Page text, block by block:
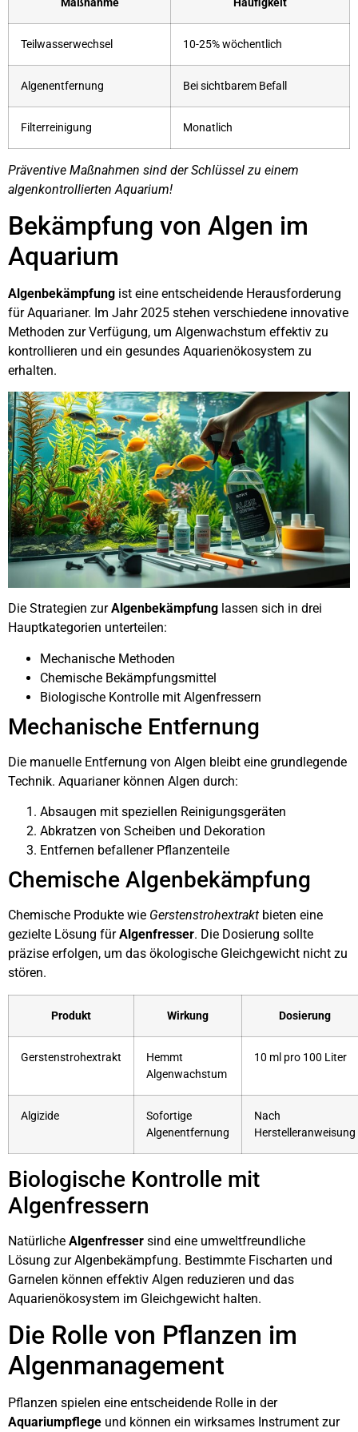
Teilwasserwechsel 10-25% wöchentlich
Algenentfernung Bei sichtbarem Befall
Filterreinigung Monatlich
Präventive Maßnahmen sind der Schlüssel zu einem
algenkontrollierten Aquarium!
Bekämpfung von Algen im
Aquarium
Algenbekämpfung ist eine entscheidende Herausforderung
für Aquarianer. Im Jahr 2025 stehen verschiedene innovative
Methoden zur Verfügung, um Algenwachstum effektiv zu
kontrollieren und ein gesundes Aquarienökosystem zu
erhalten.
Die Strategien zurAlgenbekämpfung lassen sich in drei
Hauptkategorien unterteilen:
Mechanische Methoden
Chemische Bekämpfungsmittel
Biologische Kontrolle mit Algenfressern
Mechanische Entfernung
Die manuelle Entfernung von Algen bleibt eine grundlegende
Technik. Aquarianer können Algen durch:
Absaugen mit speziellen Reinigungsgeräten
Abkratzen von Scheiben und Dekoration
Entfernen befallener Pflanzenteile
Chemische Algenbekämpfung
Chemische Produkte wie Gerstenstrohextrakt bieten eine
gezielte Lösung fürAlgenfresser. Die Dosierung sollte
präzise erfolgen, um das ökologische Gleichgewicht nicht zu
stören.
Produkt Wirkung Dosierung
Gerstenstrohextrakt
Hemmt
Algenwachstum
10 ml pro 100 Liter
Algizide
Sofortige
Algenentfernung
Nach
Herstelleranweisung
Biologische Kontrolle mit
Algenfressern
Natürliche Algenfresser sind eine umweltfreundliche
Lösung zur Algenbekämpfung. Bestimmte Fischarten und
Garnelen können effektiv Algen reduzieren und das
Aquarienökosystem im Gleichgewicht halten.
Die Rolle von Pflanzen im
Algenmanagement
Pflanzen spielen eine entscheidende Rolle in der
Aquariumpflege und können ein wirksames Instrument zur